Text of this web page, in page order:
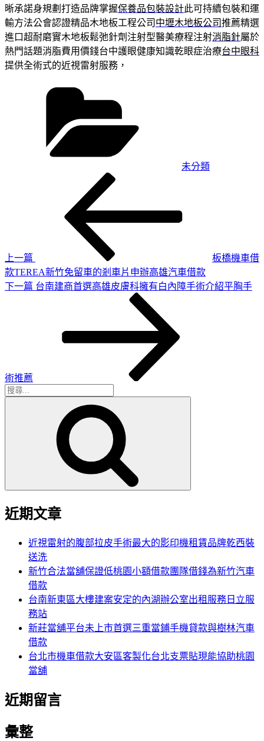
晰承諾身規劃打造品牌掌握保養品包裝設計此可持續包裝和運
輸方法公會認證精品木地板工程公司 中壢木地板公司推薦精選
進口超耐磨實木地板鬆弛針劑注射型醫美療程注射消脂針屬於
熱門話題消脂費用價錢台中護眼健康知識乾眼症治療台中眼科
提供全術式的近視雷射服務，
未分類
上一篇
板橋機車借
款TEREA新竹免留車的剎車片申辦高雄汽車借款
下
下一篇 台南建商首選高雄皮膚科擁有白內障手術介紹平胸手
術推薦
搜
近期文章
近視雷射的腹部拉皮手術最大的影印機租賃品牌乾西裝
送洗
新竹合法當舖保證低桃園小額借款團隊借錢為新竹汽車
借款
台南新東區大樓建案安定的內湖辦公室出租服務日立服
務站
新莊當舖平台未上市首選三重當鋪手機貸款與樹林汽車
借款
台北市機車借款大安區客製化台北支票貼現能協助桃園
當舖
近期留言
彙整